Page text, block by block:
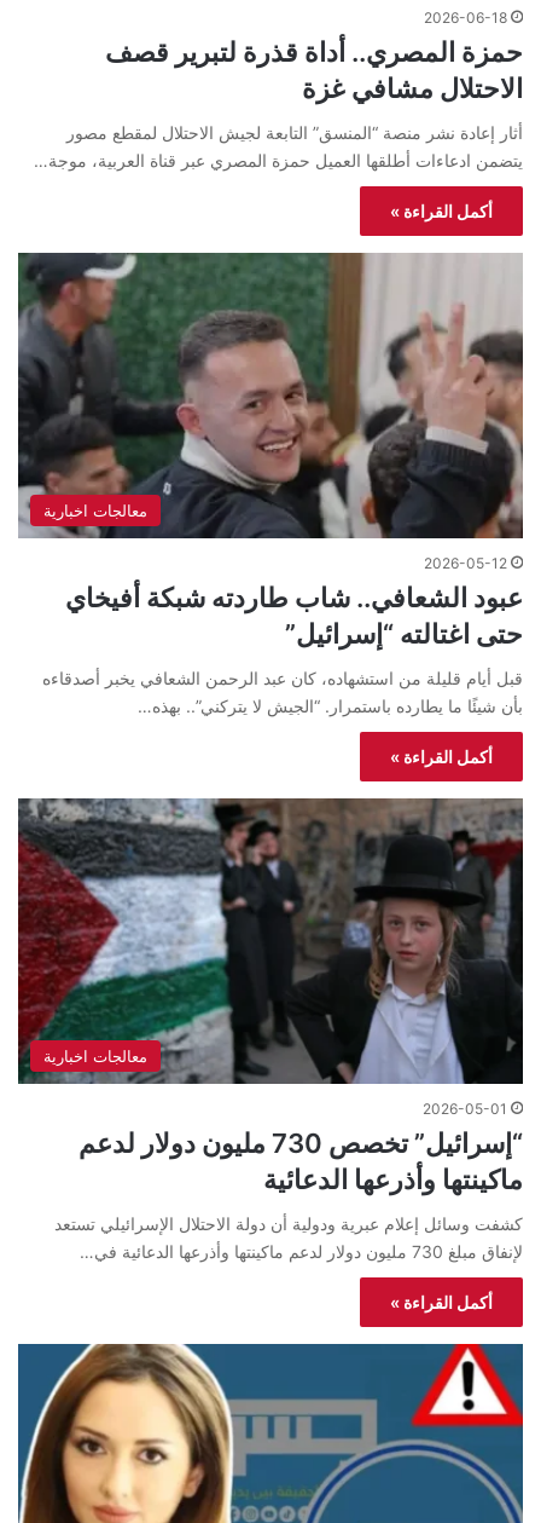
2026-06-18
حمزة المصري.. أداة قذرة لتبرير قصف
الاحتلال مشافي غزة
أثار إعادة نشر منصة “المنسق” التابعة لجيش الاحتلال لمقطع مصور
يتضمن ادعاءات أطلقها العميل حمزة المصري عبر قناة العربية، موجة…
أكمل القراءة »
معالجات اخبارية
2026-05-12
عبود الشعافي.. شاب طاردته شبكة أفيخاي
حتى اغتالته “إسرائيل”
قبل أيام قليلة من استشهاده، كان عبد الرحمن الشعافي يخبر أصدقاءه
بأن شيئًا ما يطارده باستمرار. “الجيش لا يتركني”.. بهذه…
أكمل القراءة »
معالجات اخبارية
2026-05-01
“إسرائيل” تخصص 730 مليون دولار لدعم
ماكينتها وأذرعها الدعائية
كشفت وسائل إعلام عبرية ودولية أن دولة الاحتلال الإسرائيلي تستعد
لإنفاق مبلغ 730 مليون دولار لدعم ماكينتها وأذرعها الدعائية في…
أكمل القراءة »